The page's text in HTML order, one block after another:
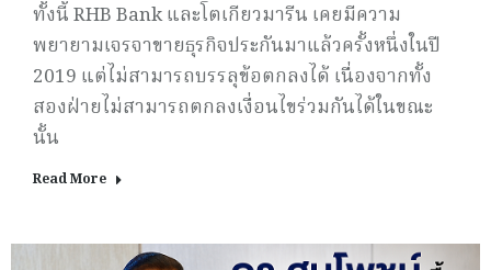
ทั้งนี้ RHB Bank และโตเกียวมารีน เคยมีความ
พยายามเจรจาขายธุรกิจประกันมาแล้วครั้งหนึ่งในปี
2019 แต่ไม่สามารถบรรลุข้อตกลงได้ เนื่องจากทั้ง
สองฝ่ายไม่สามารถตกลงเงื่อนไขร่วมกันได้ในขณะ
นั้น
Read More